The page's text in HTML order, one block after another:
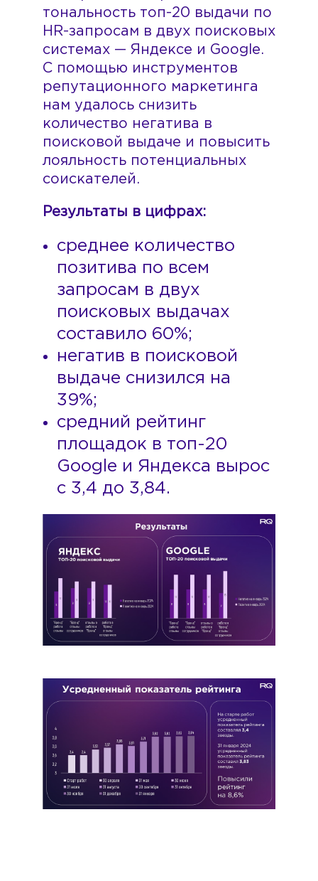
тональность топ-20 выдачи по
HR-запросам в двух поисковых
системах — Яндексе и Google.
С помощью инструментов
репутационного маркетинга
нам удалось снизить
количество негатива в
поисковой выдаче и повысить
лояльность потенциальных
соискателей.
Результаты в цифрах:
среднее количество
позитива по всем
запросам в двух
поисковых выдачах
составило 60%;
негатив в поисковой
выдаче снизился на
39%;
средний рейтинг
площадок в топ-20
Google и Яндекса вырос
с 3,4 до 3,84.